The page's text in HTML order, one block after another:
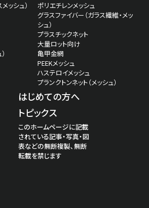
ッシュ）
ポリエチレンメッシュ
グラスファイバー（ガラス繊維・メッ
シュ）
プラスチックネット
大量ロット向け
亀甲金網
PEEKメッシュ
ハステロイメッシュ
プランクトンネット（メッシュ）
はじめての方へ
トピックス
このホームページに記載
されている記事・写真・図
表などの無断複製、無断
転載を禁じます